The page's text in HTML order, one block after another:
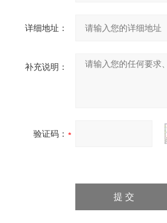
详细地址：
补充说明：
验证码：